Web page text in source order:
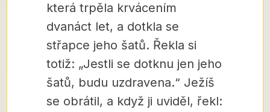
která trpěla krvácením
dvanáct let, a dotkla se
střapce jeho šatů. Řekla si
totiž: „Jestli se dotknu jen jeho
šatů, budu uzdravena.“ Ježíš
se obrátil, a když ji uviděl, řekl: